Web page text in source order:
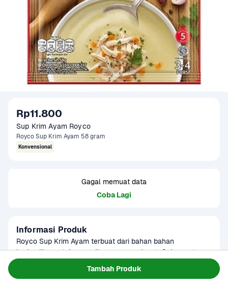
Tambah Produk
Rp11.800
Sup Krim Ayam Royco
Royco Sup Krim Ayam 58 gram
Konvensional
Gagal memuat data
Coba Lagi
Informasi Produk
Royco Sup Krim Ayam terbuat dari bahan bahan
berkualitas untuk penyajian sup yang lezat. Cukup satu
disajikan dalam 5 menit! Terjadwal